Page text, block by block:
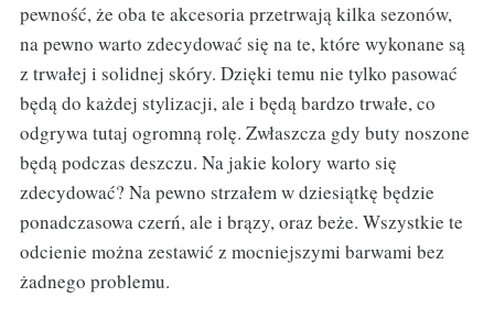
pewność, że oba te akcesoria przetrwają kilka sezonów,
na pewno warto zdecydować się na te, które wykonane są
z trwałej i solidnej skóry. Dzięki temu nie tylko pasować
będą do każdej stylizacji, ale i będą bardzo trwałe, co
odgrywa tutaj ogromną rolę. Zwłaszcza gdy buty noszone
będą podczas deszczu. Na jakie kolory warto się
zdecydować? Na pewno strzałem w dziesiątkę będzie
ponadczasowa czerń, ale i brązy, oraz beże. Wszystkie te
odcienie można zestawić z mocniejszymi barwami bez
żadnego problemu.